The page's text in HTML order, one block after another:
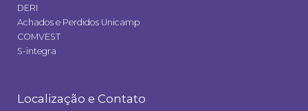
DERI
Achados e Perdidos Unicamp
COMVEST
S-integra
Localização e Contato